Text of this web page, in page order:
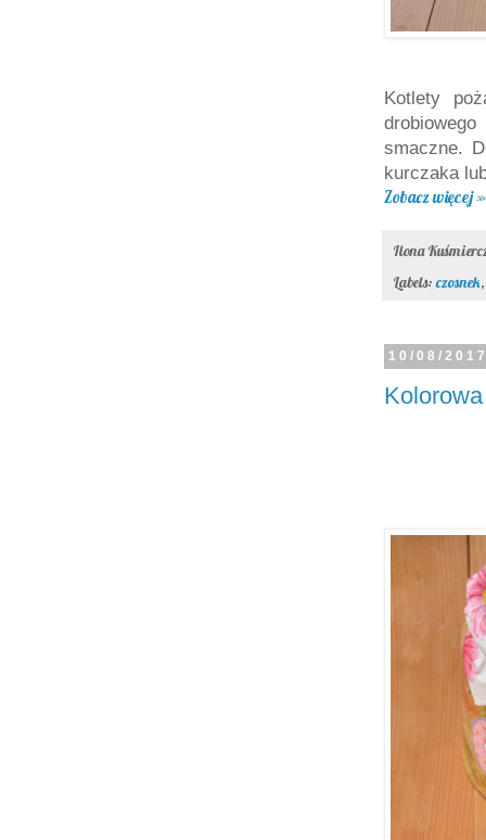
Kotlety
smaczne.
kurczaka
Zobacz więcej »
Ilona
Labels:czosnek
10/08/